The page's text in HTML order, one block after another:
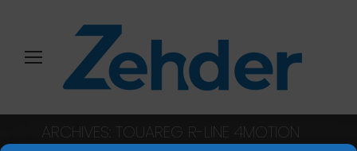
ARCHIVES: TOUAREG R-LINE 4MOTION